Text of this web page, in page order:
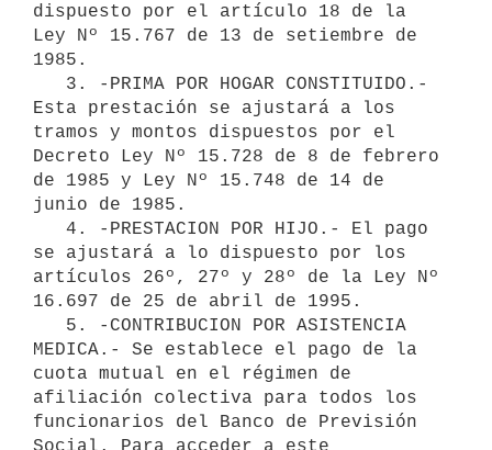
dispuesto por el artículo 18 de la
Ley Nº 15.767 de 13 de setiembre de
1985.
Esta prestación se ajustará a los
tramos y montos dispuestos por el
Decreto Ley Nº 15.728 de 8 de febrero
de 1985 y Ley Nº 15.748 de 14 de
junio de 1985.
se ajustará a lo dispuesto por los
artículos 26º, 27º y 28º de la Ley Nº
16.697 de 25 de abril de 1995.
MEDICA.- Se establece el pago de la
cuota mutual en el régimen de
afiliación colectiva para todos los
funcionarios del Banco de Previsión